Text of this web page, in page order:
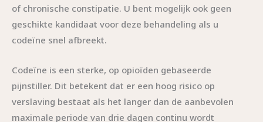
of chronische constipatie. U bent mogelijk ook geen
geschikte kandidaat voor deze behandeling als u
codeïne snel afbreekt.
Codeïne is een sterke, op opioïden gebaseerde
pijnstiller. Dit betekent dat er een hoog risico op
verslaving bestaat als het langer dan de aanbevolen
maximale periode van drie dagen continu wordt